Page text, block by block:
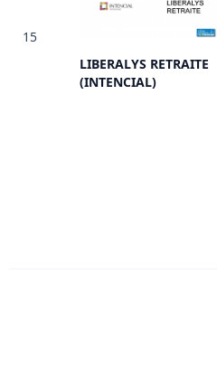
15
LIBERALYS RETRAITE
(INTENCIAL)